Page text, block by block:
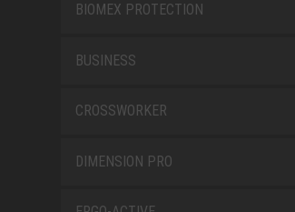
BIOMEX PROTECTION
BUSINESS
CROSSWORKER
DIMENSION PRO